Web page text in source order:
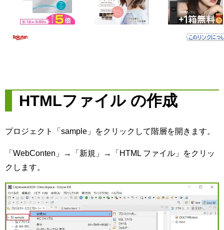
HTMLファイル の作成
プロジェクト「sample」をクリックして階層を開きます。
「WebConten」→「新規」→「HTML ファイル」をクリッ
クします。